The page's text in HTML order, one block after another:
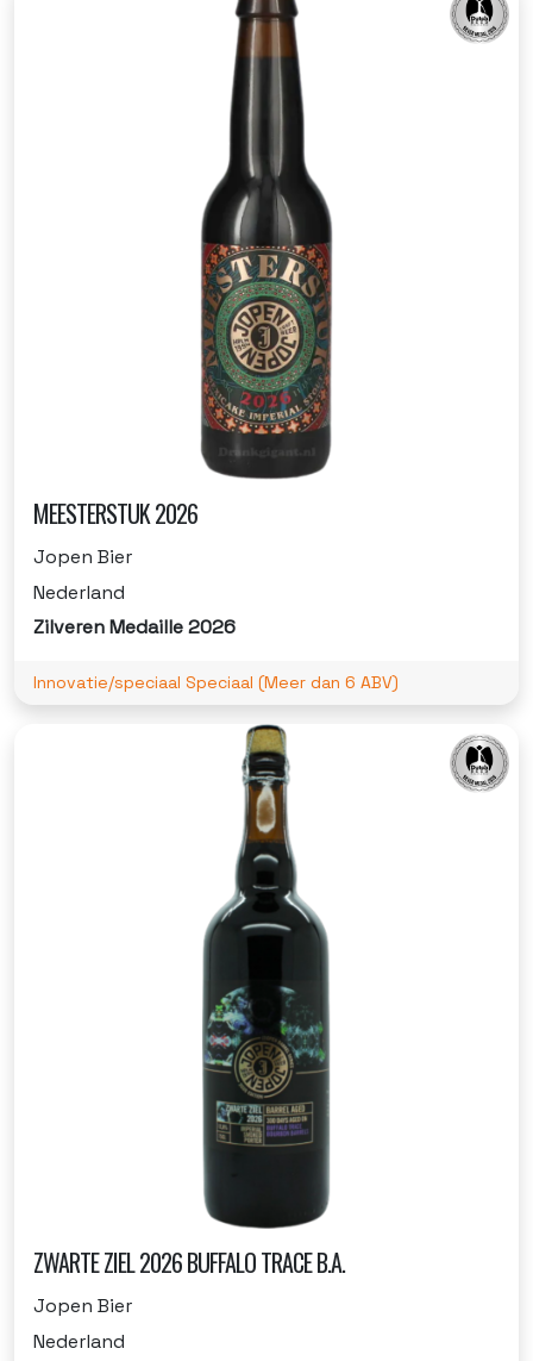
MEESTERSTUK 2026
Jopen Bier
Nederland
Zilveren Medaille 2026
Innovatie/speciaal Speciaal (Meer dan 6 ABV)
ZWARTE ZIEL 2026 BUFFALO TRACE B.A.
Jopen Bier
Nederland